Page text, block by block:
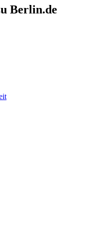
Berlin.de